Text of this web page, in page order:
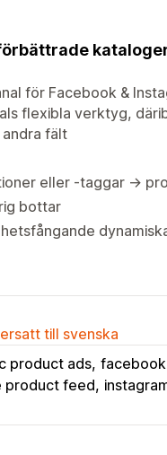
för Facebook &
flexibla verktyg,
fält
eller -taggar →
bottar
till svenska
product ads
product feed